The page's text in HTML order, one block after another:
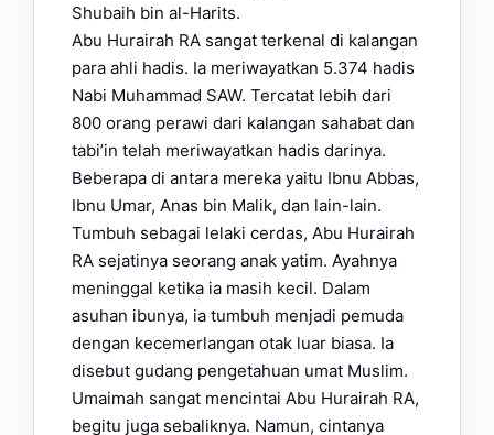
Shubaih bin al-Harits.
Abu Hurairah RA sangat terkenal di kalangan
para ahli hadis. Ia meriwayatkan 5.374 hadis
Nabi Muhammad SAW. Tercatat lebih dari
800 orang perawi dari kalangan sahabat dan
tabi’in telah meriwayatkan hadis darinya.
Beberapa di antara mereka yaitu Ibnu Abbas,
Ibnu Umar, Anas bin Malik, dan lain-lain.
Tumbuh sebagai lelaki cerdas, Abu Hurairah
RA sejatinya seorang anak yatim. Ayahnya
meninggal ketika ia masih kecil. Dalam
asuhan ibunya, ia tumbuh menjadi pemuda
dengan kecemerlangan otak luar biasa. Ia
disebut gudang pengetahuan umat Muslim.
Umaimah sangat mencintai Abu Hurairah RA,
begitu juga sebaliknya. Namun, cintanya